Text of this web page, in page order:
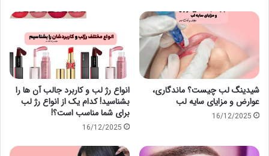
شیدینگ لب چیست؟ ماندگاری،
عوارض و مزایای سایه لب
16/12/2025
انواع رژ لب و کاربرد جالب آن ها را
بشناسید! کدام یک از انواع رژ لب
برای شما مناسب است؟!
16/12/2025